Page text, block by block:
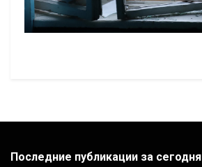
Последние публикации за сегодня